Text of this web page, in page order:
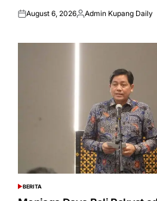
Posted
August 6, 2026Posted
Admin Kupang Daily
POSTED
IN
BERITA